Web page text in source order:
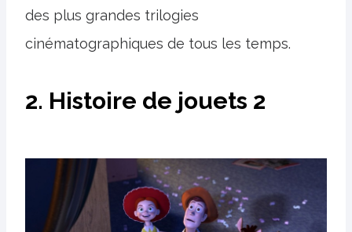
des plus grandes trilogies
cinématographiques de tous les temps.
2. Histoire de jouets 2